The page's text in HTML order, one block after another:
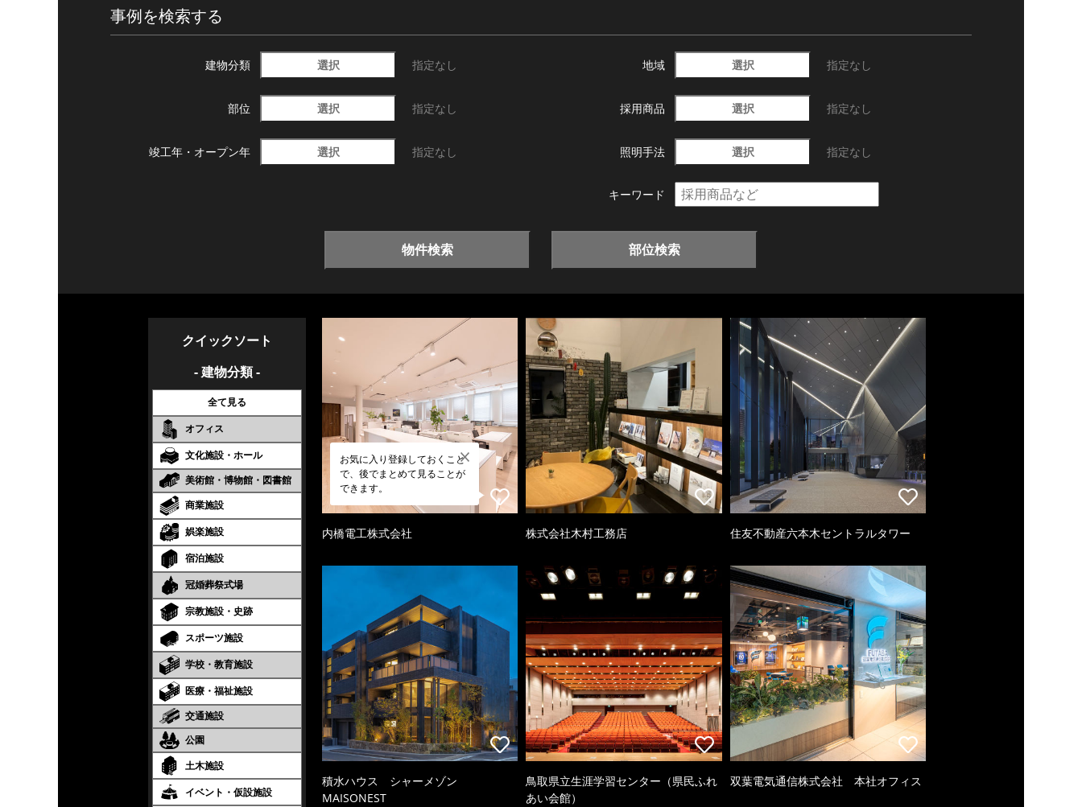
事例を検索する
建物分類 選択 指定なし 地域 選択 指定なし
部位 選択 指定なし 採用商品 選択 指定なし
竣工年・ オープン年 選択 指定なし 照明手法 選択 指定なし
キーワード
物件検索 部位検索
クイックソート
- 建物分類 -
全て見る
オフィス
文化施設・ホール
美術館・博物館・図書館
商業施設
娯楽施設
宿泊施設
冠婚葬祭式場
宗教施設・史跡
スポーツ施設
学校・教育施設
医療・福祉施設
交通施設
公園
土木施設
イベント・仮設施設
お気に入り登録しておくこと
で、後でまとめて見ることが
できます。
内橋電工株式会社 株式会社木村工務店 住友不動産六本木セントラルタワー
積水ハウス シャーメゾン
MAISONEST
鳥取県立生涯学習センター（県民ふれ
あい会館）
双葉電気通信株式会社 本社オフィス